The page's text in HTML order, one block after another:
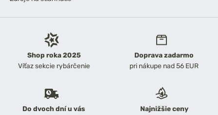
Shop roka 2025
Víťaz sekcie rybárčenie
Doprava zadarmo
pri nákupe nad 56 EUR
Do dvoch dní u vás Najnižšie ceny